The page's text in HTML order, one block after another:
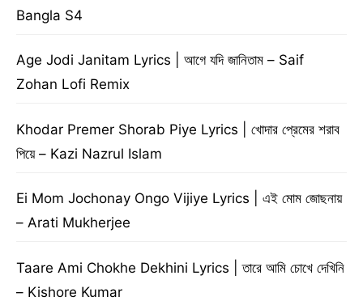
Bangla S4
Age Jodi Janitam Lyrics | আগে যদি জানিতাম – Saif
Zohan Lofi Remix
Khodar Premer Shorab Piye Lyrics | খোদার প্রেমের শরাব
পিয়ে – Kazi Nazrul Islam
Ei Mom Jochonay Ongo Vijiye Lyrics | এই মোম জোছনায়
– Arati Mukherjee
Taare Ami Chokhe Dekhini Lyrics | তারে আমি চোখে দেখিনি
– Kishore Kumar